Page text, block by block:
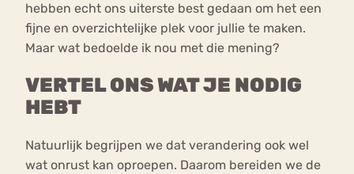
hebben echt ons uiterste best gedaan om het een
fijne en overzichtelijke plek voor jullie te maken.
Maar wat bedoelde ik nou met die mening?
VERTEL ONS WAT JE NODIG
HEBT
Natuurlijk begrijpen we dat verandering ook wel
wat onrust kan oproepen. Daarom bereiden we de